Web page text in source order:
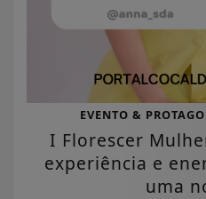
EVENTO &
I Florescer
experiência e
uma